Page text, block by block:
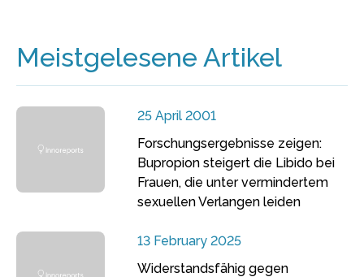
Meistgelesene Artikel
25 April 2001
Forschungsergebnisse zeigen:
Bupropion steigert die Libido bei
Frauen, die unter vermindertem
sexuellen Verlangen leiden
13 February 2025
Widerstandsfähig gegen